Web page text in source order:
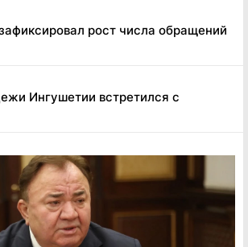
рост числа обращений
Ингушетии встретился с